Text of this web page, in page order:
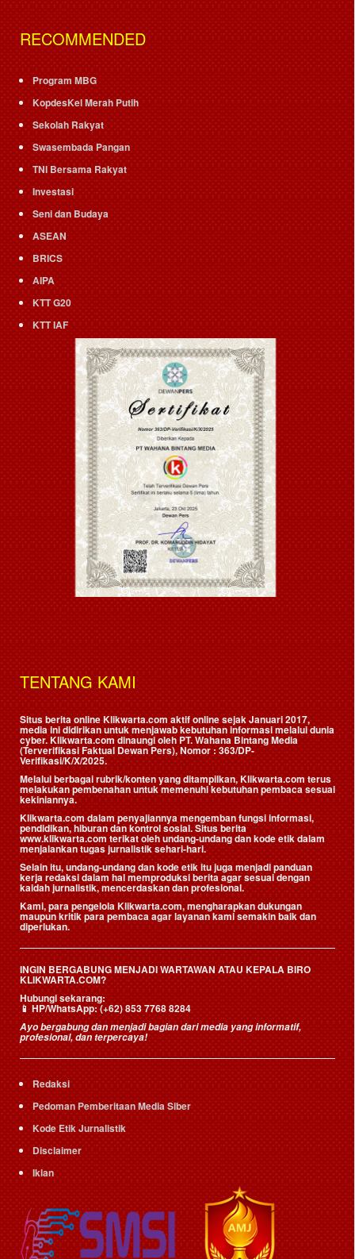
RECOMMENDED
Program MBG
KopdesKel Merah Putih
Sekolah Rakyat
Swasembada Pangan
TNI Bersama Rakyat
Investasi
Seni dan Budaya
ASEAN
BRICS
AIPA
KTT G20
KTT IAF
TENTANG KAMI
Situs berita online Klikwarta.com aktif online sejak Januari 2017,
media ini didirikan untuk menjawab kebutuhan informasi melalui dunia
cyber. Klikwarta.com dinaungi oleh PT. Wahana Bintang Media
(Terverifikasi Faktual Dewan Pers), Nomor : 363/DP-
Verifikasi/K/X/2025.
Melalui berbagai rubrik/konten yang ditampilkan, Klikwarta.com terus
melakukan pembenahan untuk memenuhi kebutuhan pembaca sesuai
kekiniannya.
Klikwarta.com dalam penyajiannya mengemban fungsi informasi,
pendidikan, hiburan dan kontrol sosial. Situs berita
www.klikwarta.com terikat oleh undang-undang dan kode etik dalam
menjalankan tugas jurnalistik sehari-hari.
Selain itu, undang-undang dan kode etik itu juga menjadi panduan
kerja redaksi dalam hal memproduksi berita agar sesuai dengan
kaidah jurnalistik, mencerdaskan dan profesional.
Kami, para pengelola Klikwarta.com, mengharapkan dukungan
maupun kritik para pembaca agar layanan kami semakin baik dan
diperlukan.
INGIN BERGABUNG MENJADI WARTAWAN ATAU KEPALA BIRO
KLIKWARTA.COM?
Hubungi sekarang:
📱HP/WhatsApp:(+62) 853 7768 8284
Ayo bergabung dan menjadi bagian dari media yang informatif,
profesional, dan terpercaya!
Redaksi
Pedoman Pemberitaan Media Siber
Kode Etik Jurnalistik
Disclaimer
Iklan